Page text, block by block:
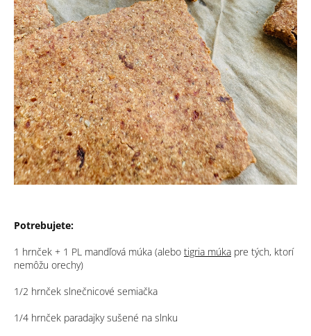
Potrebujete:
1 hrnček + 1 PL mandľová múka (alebo tigria múka pre tých, ktorí
nemôžu orechy)
1/2 hrnček slnečnicové semiačka
1/4 hrnček paradajky sušené na slnku